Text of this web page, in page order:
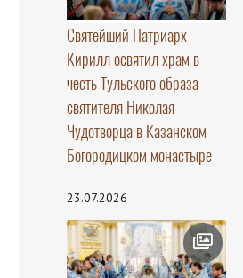
Святейший Патриарх
Кирилл освятил храм в
честь Тульского образа
святителя Николая
Чудотворца в Казанском
Богородицком монастыре
23.07.2026